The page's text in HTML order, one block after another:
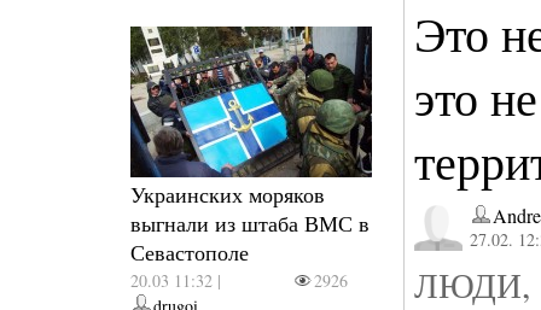
Украинских моряков
выгнали из штаба ВМС в
Севастополе
20.03 11:32 |
2926
Это
это
27.02.
ЛЮДИ,